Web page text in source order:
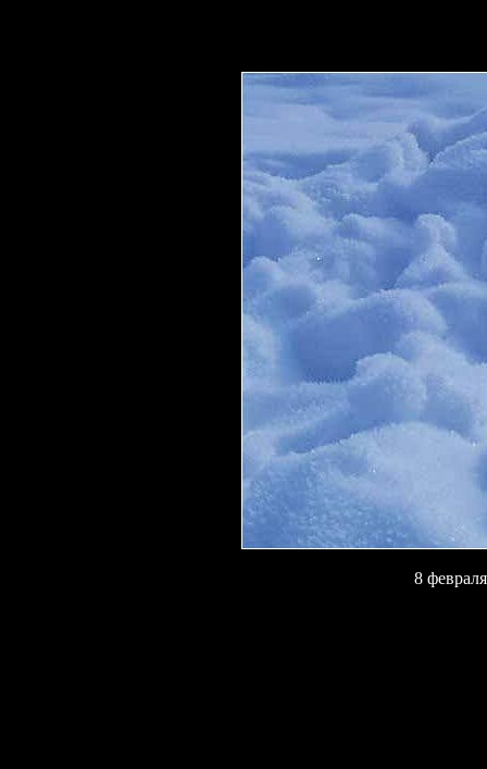
8